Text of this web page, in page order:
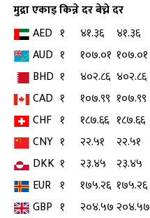
मुद्राएकाइकिन्ने दरबेच्ने दर
AED १ ४१.३६
४१.३६
AUD १ १०७.०१ १०७.०१
BHD १ ४०२.८६ ४०२.८६
CAD १ १०७.९९ १०७.९९
CHF १ १८७.६६ १८७.६६
CNY १ २२.५१
२२.५१
DKK १ २३.४५
२३.४५
EUR १ १७५.२६ १७५.२६
GBP १ २०४.५७ २०४.५७